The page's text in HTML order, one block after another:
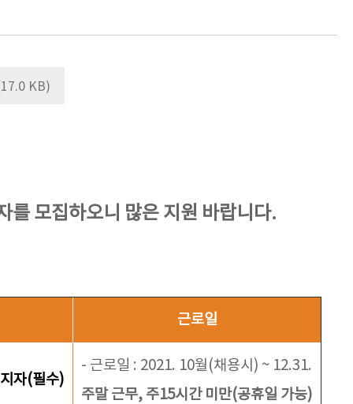
KB)
모집하오니 많은 지원 바랍니다.
근로일
자(필수)
- 근로일 : 2021. 10월(채용시) ~ 12.31.
주말 근무, 주15시간 미만(공휴일 가능)